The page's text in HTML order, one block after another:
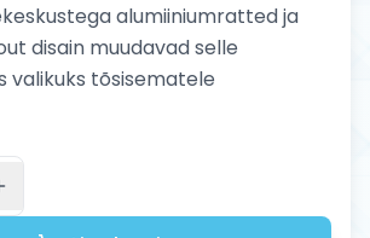
alumiiniumratted ja
disain muudavad selle
valikuks tõsisematele